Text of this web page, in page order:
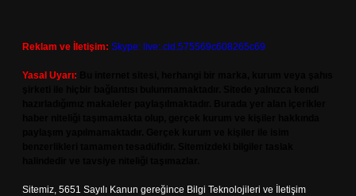
Reklam ve İletişim: Skype: live:.cid.575569c608265c69
Yasal Uyarı:
Sitemiz, 5651 Sayılı Kanun gereğince Bilgi Teknolojileri ve İletişim